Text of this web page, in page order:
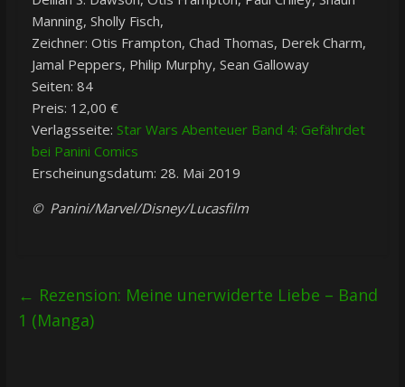
Manning, Sholly Fisch,
Zeichner: Otis Frampton, Chad Thomas, Derek Charm,
Jamal Peppers, Philip Murphy, Sean Galloway
Seiten: 84
Preis: 12,00 €
Verlagsseite: Star Wars Abenteuer Band 4: Gefährdet
bei Panini Comics
Erscheinungsdatum: 28. Mai 2019
© Panini/Marvel/Disney/Lucasfilm
← Rezension: Meine unerwiderte Liebe – Band
1 (Manga)